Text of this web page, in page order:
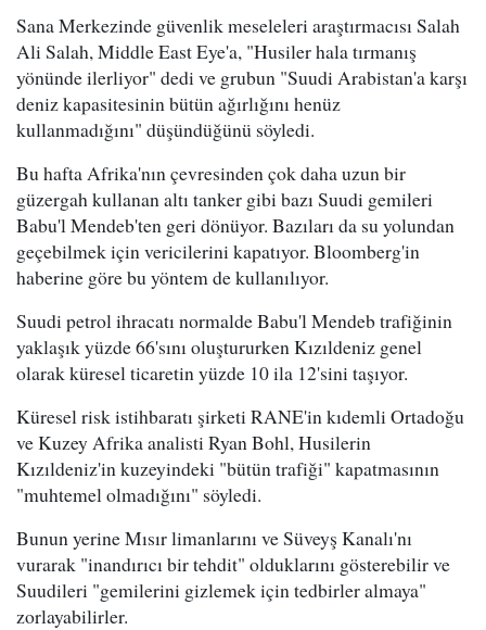
Sana Merkezinde güvenlik meseleleri araştırmacısı Salah
Ali Salah, Middle East Eye'a, "Husiler hala tırmanış
yönünde ilerliyor" dedi ve grubun "Suudi Arabistan'a karşı
deniz kapasitesinin bütün ağırlığını henüz
kullanmadığını" düşündüğünü söyledi.
Bu hafta Afrika'nın çevresinden çok daha uzun bir
güzergah kullanan altı tanker gibi bazı Suudi gemileri
Babu'l Mendeb'ten geri dönüyor. Bazıları da su yolundan
geçebilmek için vericilerini kapatıyor. Bloomberg'in
haberine göre bu yöntem de kullanılıyor.
Suudi petrol ihracatı normalde Babu'l Mendeb trafiğinin
yaklaşık yüzde 66'sını oluştururken Kızıldeniz genel
olarak küresel ticaretin yüzde 10 ila 12'sini taşıyor.
Küresel risk istihbaratı şirketi RANE'in kıdemli Ortadoğu
ve Kuzey Afrika analisti Ryan Bohl, Husilerin
Kızıldeniz'in kuzeyindeki "bütün trafiği" kapatmasının
"muhtemel olmadığını" söyledi.
Bunun yerine Mısır limanlarını ve Süveyş Kanalı'nı
vurarak "inandırıcı bir tehdit" olduklarını gösterebilir ve
Suudileri "gemilerini gizlemek için tedbirler almaya"
zorlayabilirler.